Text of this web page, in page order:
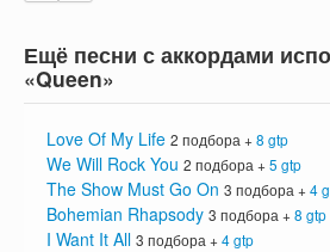
Ещё песни с аккордами
«Queen»
Love Of My Life 2 подбора + 8 gtp
We Will Rock You 2 подбора + 5 gtp
The Show Must Go On 3 подбора + 4
Bohemian Rhapsody 3 подбора + 8 gtp
I Want It All 3 подбора + 4 gtp